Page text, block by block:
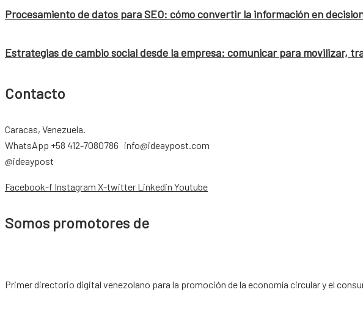
Procesamiento de datos para SEO: cómo convertir la información en
Estrategias de cambio social desde la empresa: comunicar para movilizar,
Contacto
Caracas, Venezuela.
WhatsApp +58 412-7080786 info@ideaypost.com
@ideaypost
Facebook-f Instagram X-twitter Linkedin Youtube
Somos promotores de
Primer directorio digital venezolano para la promoción de la economía circular y el